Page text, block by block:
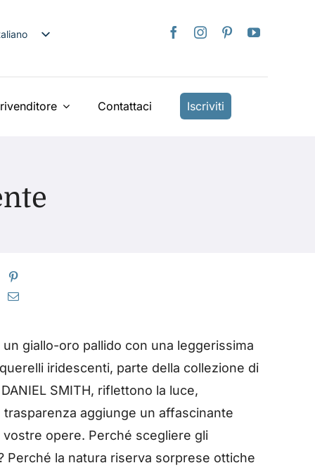
本語
Contattaci Iscriviti
giallo-oro pallido con una leggerissima
iridescenti, parte della collezione di
SMITH, riflettono la luce,
aggiunge un affascinante
opere. Perché scegliere gli
Perché la natura riserva sorprese ottiche